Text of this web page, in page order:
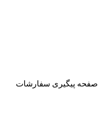
پیگیری سفارشات